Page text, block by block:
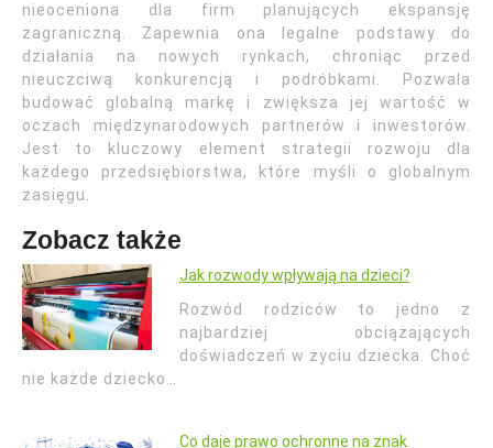
nieoceniona dla firm planujących ekspansję
zagraniczną. Zapewnia ona legalne podstawy do
działania na nowych rynkach, chroniąc przed
nieuczciwą konkurencją i podróbkami. Pozwala
budować globalną markę i zwiększa jej wartość w
oczach międzynarodowych partnerów i inwestorów.
Jest to kluczowy element strategii rozwoju dla
każdego przedsiębiorstwa, które myśli o globalnym
zasięgu.
Zobacz także
Jak rozwody wpływają na dzieci?
Rozwód rodziców to jedno z
najbardziej obciążających
doświadczeń w życiu dziecka. Choć
nie każde dziecko…
Co daje prawo ochronne na znak